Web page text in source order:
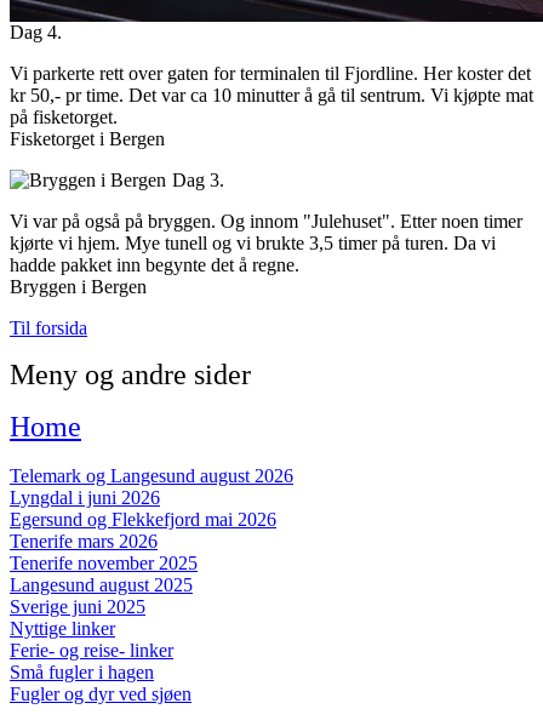
Dag 4.
Vi parkerte rett over gaten for terminalen til Fjordline. Her koster det
kr 50,- pr time. Det var ca 10 minutter å gå til sentrum. Vi kjøpte mat
på fisketorget.
Fisketorget i Bergen
Dag 3.
Vi var på også på bryggen. Og innom "Julehuset". Etter noen timer
kjørte vi hjem. Mye tunell og vi brukte 3,5 timer på turen. Da vi
hadde pakket inn begynte det å regne.
Bryggen i Bergen
Til forsida
Meny og andre sider
Home
Telemark og Langesund august 2026
Lyngdal i juni 2026
Egersund og Flekkefjord mai 2026
Tenerife mars 2026
Tenerife november 2025
Langesund august 2025
Sverige juni 2025
Nyttige linker
Ferie- og reise- linker
Små fugler i hagen
Fugler og dyr ved sjøen